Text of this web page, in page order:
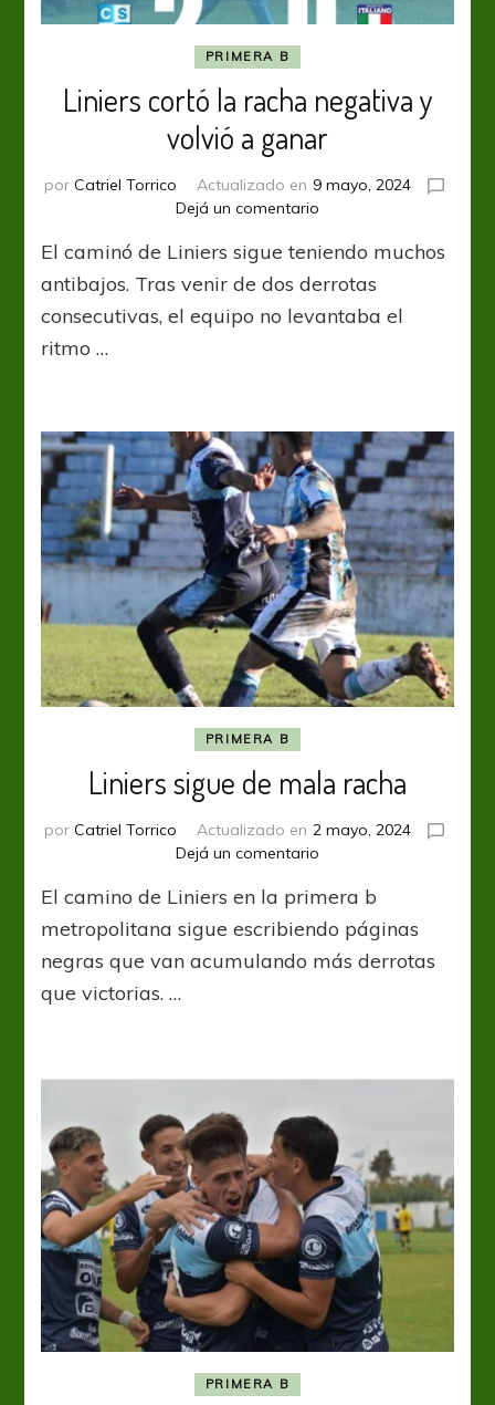
PRIMERA B
Liniers cortó la racha negativa y
volvió a ganar
por Catriel Torrico Actualizado en 9 mayo, 2024
Dejá un comentario
cortó
la
negativa
El caminó de Liniers sigue teniendo muchos
antibajos. Tras venir de dos derrotas
consecutivas, el equipo no levantaba el
ritmo …
PRIMERA B
Liniers sigue de mala racha
por Catriel Torrico Actualizado en 2 mayo, 2024
Dejá un comentario
sigue
de
mala
racha
El camino de Liniers en la primera b
metropolitana sigue escribiendo páginas
negras que van acumulando más derrotas
que victorias. …
PRIMERA B